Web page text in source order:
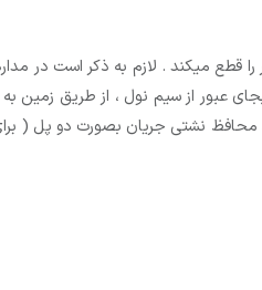
قطع میکند . لازم به ذکر است در
عبور از سیم نول ، از طریق زمین
نشتی جریان بصورت دو پل (